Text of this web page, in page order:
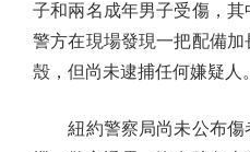
子和兩名成年男子受傷，其
警方在現場發現一把配備
殼，但尚未逮捕任何嫌疑人。
紐約警察局尚未公布傷